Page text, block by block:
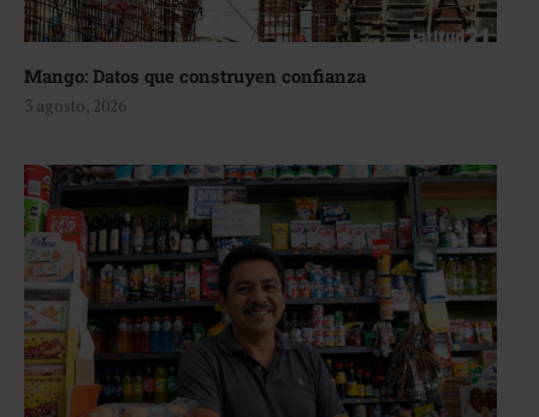
Mango: Datos que construyen confianza
3 agosto, 2026